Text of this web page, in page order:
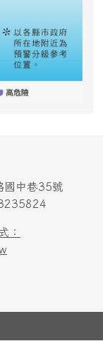
國中巷35號
：